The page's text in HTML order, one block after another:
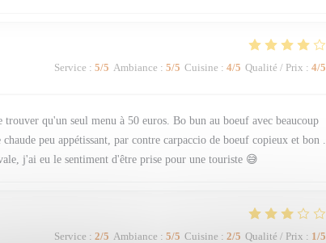
Service : 5/5 Ambiance : 5/5 Cuisine : 4/5 Qualité / Prix : 4/5
qu'un seul menu à 50 euros. Bo bun au boeuf avec beaucoup
peu appétissant, par contre carpaccio de boeuf copieux et bon .
j'ai eu le sentiment d'être prise pour une touriste 😅
Service : 2/5 Ambiance : 5/5 Cuisine : 2/5 Qualité / Prix : 1/5